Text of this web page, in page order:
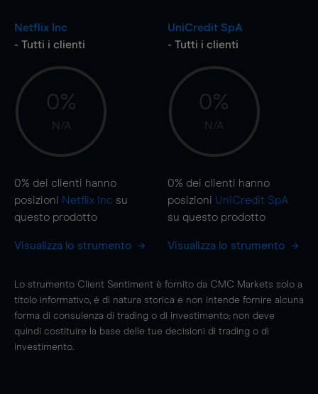
Netflix Inc
- Tutti i clienti
0%
N/A
0% dei clienti hanno
posizioni Netflix Inc su
questo prodotto
Visualizza lo strumento
UniCredit SpA
- Tutti i clienti
0%
N/A
0% dei clienti hanno
posizioni UniCredit SpA
su questo prodotto
Visualizza lo strumento
Lo strumento Client Sentiment è fornito da CMC Markets solo a
titolo informativo, è di natura storica e non intende fornire alcuna
forma di consulenza di trading o di investimento; non deve
quindi costituire la base delle tue decisioni di trading o di
investimento.